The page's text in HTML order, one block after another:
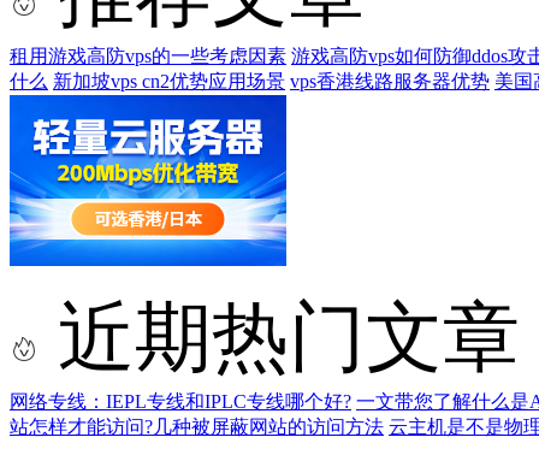
租用游戏高防vps的一些考虑因素 游戏高防vps如何防御ddos攻
什么 新加坡vps cn2优势应用场景 vps香港线路服务器优势 美国
近期热门文章
网络专线：IEPL专线和IPLC专线哪个好? 一文带您了解什么是
站怎样才能访问?几种被屏蔽网站的访问方法 云主机是不是物